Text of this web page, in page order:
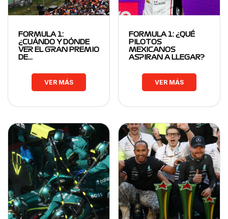
FORMULA 1:
¿CUÁNDO Y DÓNDE
VER EL GRAN PREMIO
DE…
VER MÁS
FORMULA 1: ¿QUÉ
PILOTOS
MEXICANOS
ASPIRAN A LLEGAR?
VER MÁS